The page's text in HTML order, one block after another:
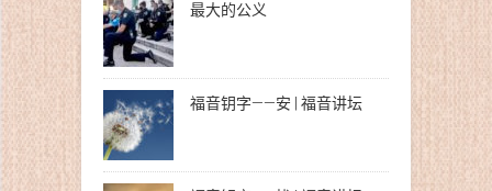
最大的公义
福音钥字——安 | 福音讲坛